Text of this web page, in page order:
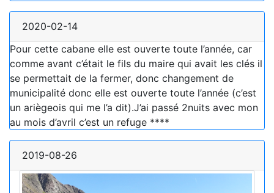
2020-02-14
Pour cette cabane elle est ouverte toute l’année, car
comme avant c’était le fils du maire qui avait les clés il
se permettait de la fermer, donc changement de
municipalité donc elle est ouverte toute l’année (c’est
un ariègeois qui me l’a dit).J’ai passé 2nuits avec mon
au mois d’avril c’est un refuge ****
2019-08-26